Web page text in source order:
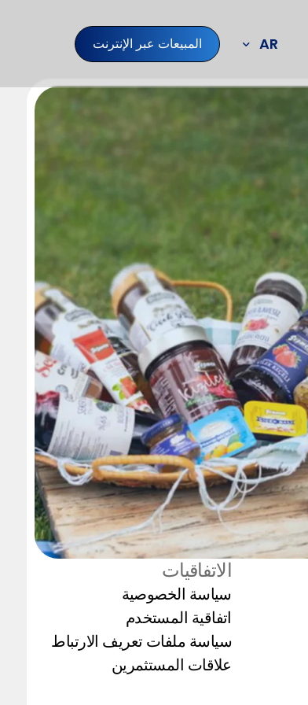
أنواع التوابل
الفواكه المجمدة
AR
DE
المبيعات عبر الإنترنت
الاتفاقيات
سياسة الخصوصية
اتفاقية المستخدم
سياسة ملفات تعريف الارتباط
علاقات المستثمرين